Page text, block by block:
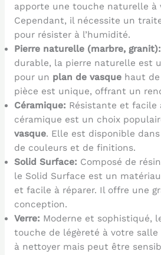
apporte une touche naturelle à
Cependant, il nécessite un
pour résister à l’humidité.
Pierre naturelle (marbre, granit):
durable, la pierre naturelle est
pour un plan de vasquehaut de
pièce est unique, offrant un
Céramique: Résistante et facile
céramique est un choix
vasque. Elle est disponible
de couleurs et de finitions.
Solid Surface: Composé de
le Solid Surface est un
et facile à réparer. Il offre une
conception.
Verre: Moderne et sophistiqué,
touche de légèreté à votre
à nettoyer mais peut être